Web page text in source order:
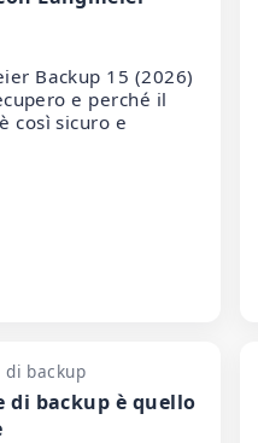
Backup 15 (2026)
e perché il
così sicuro e
di backup
backup è quello